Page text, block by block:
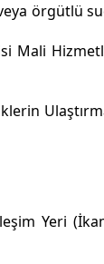
veya örgütlü
Yeri